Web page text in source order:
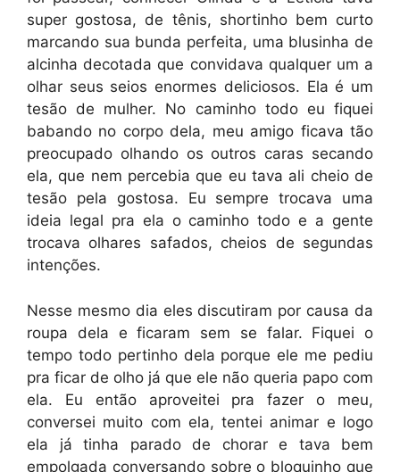
super gostosa, de tênis, shortinho bem curto
marcando sua bunda perfeita, uma blusinha de
alcinha decotada que convidava qualquer um a
olhar seus seios enormes deliciosos. Ela é um
tesão de mulher. No caminho todo eu fiquei
babando no corpo dela, meu amigo ficava tão
preocupado olhando os outros caras secando
ela, que nem percebia que eu tava ali cheio de
tesão pela gostosa. Eu sempre trocava uma
ideia legal pra ela o caminho todo e a gente
trocava olhares safados, cheios de segundas
intenções.
Nesse mesmo dia eles discutiram por causa da
roupa dela e ficaram sem se falar. Fiquei o
tempo todo pertinho dela porque ele me pediu
pra ficar de olho já que ele não queria papo com
ela. Eu então aproveitei pra fazer o meu,
conversei muito com ela, tentei animar e logo
ela já tinha parado de chorar e tava bem
empolgada conversando sobre o bloquinho que